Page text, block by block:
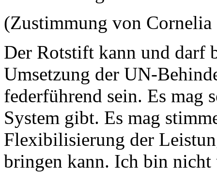
(Zustimmung von
Der Rotstift kann und darf
Umsetzung der UN-
federführend sein. Es mag
System gibt. Es mag
Flexibilisierung der
bringen kann. Ich bin nicht